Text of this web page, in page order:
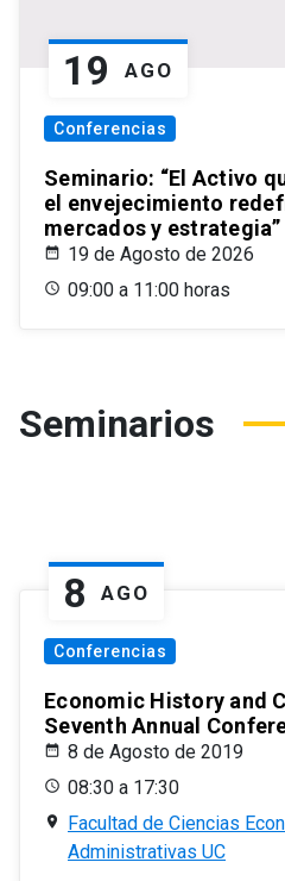
19 AGO
Conferencias
Seminario: “El Activo
el envejecimiento
mercados y estrategia”
19 de Agosto de 2026
09:00 a 11:00 horas
Seminarios
8 AGO
Conferencias
Economic History and
Seventh Annual
8 de Agosto de 2019
08:30 a 17:30
Facultad de Ciencias
Administrativas UC